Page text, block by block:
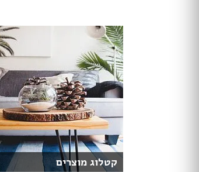
קטלוג מוצרים